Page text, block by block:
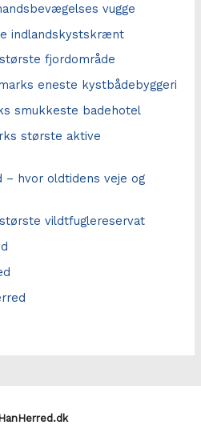
vugge
indlandskystskrænt
fjordområde
eneste kystbådebyggeri
smukkeste badehotel
største aktive
– hvor oldtidens veje og
vildtfuglereservat